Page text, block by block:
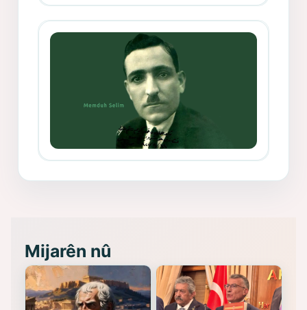
(Hoybun)’un Kuruluş Çalışmaları- 8
Mijarên nû